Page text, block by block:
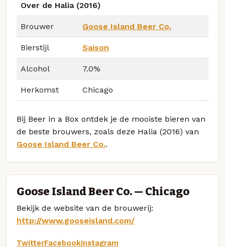
Over de Halia (2016)
Brouwer Goose Island Beer Co.
Bierstijl Saison
Alcohol 7.0%
Herkomst Chicago
Bij Beer in a Box ontdek je de mooiste bieren van
de beste brouwers, zoals deze Halia (2016) van
Goose Island Beer Co..
Goose Island Beer Co. — Chicago
Bekijk de website van de brouwerij:
http://www.gooseisland.com/
TwitterFacebookInstagram